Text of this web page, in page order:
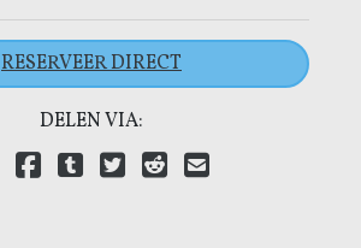
RESERVEER DIRECT
DELEN VIA:
Delen via LinkedIn
Delen via Facebook
Delen via Tumblr
Delen via Twitter
Delen via Reddit